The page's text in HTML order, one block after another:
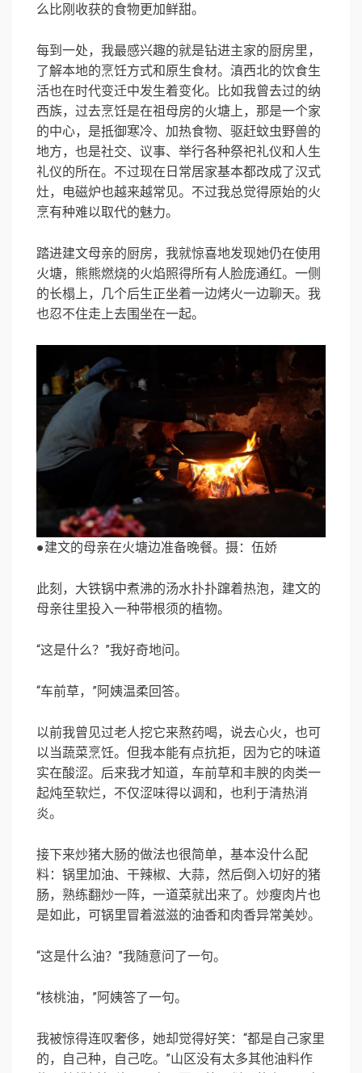
么比刚收获的食物更加鲜甜。
每到一处，我最感兴趣的就是钻进主家的厨房里，
了解本地的烹饪方式和原生食材。滇西北的饮食生
活也在时代变迁中发生着变化。比如我曾去过的纳
西族，过去烹饪是在祖母房的火塘上，那是一个家
的中心，是抵御寒冷、加热食物、驱赶蚊虫野兽的
地方，也是社交、议事、举行各种祭祀礼仪和人生
礼仪的所在。不过现在日常居家基本都改成了汉式
灶，电磁炉也越来越常见。不过我总觉得原始的火
烹有种难以取代的魅力。
踏进建文母亲的厨房，我就惊喜地发现她仍在使用
火塘，熊熊燃烧的火焰照得所有人脸庞通红。一侧
的长榻上，几个后生正坐着一边烤火一边聊天。我
也忍不住走上去围坐在一起。
●建文的母亲在火塘边准备晚餐。摄：伍娇
此刻，大铁锅中煮沸的汤水扑扑蹿着热泡，建文的
母亲往里投入一种带根须的植物。
“这是什么？”我好奇地问。
“车前草，”阿姨温柔回答。
以前我曾见过老人挖它来熬药喝，说去心火，也可
以当蔬菜烹饪。但我本能有点抗拒，因为它的味道
实在酸涩。后来我才知道，车前草和丰腴的肉类一
起炖至软烂，不仅涩味得以调和，也利于清热消
炎。
接下来炒猪大肠的做法也很简单，基本没什么配
料：锅里加油、干辣椒、大蒜，然后倒入切好的猪
肠，熟练翻炒一阵，一道菜就出来了。炒瘦肉片也
是如此，可锅里冒着滋滋的油香和肉香异常美妙。
“这是什么油？”我随意问了一句。
“核桃油，”阿姨答了一句。
我被惊得连叹奢侈，她却觉得好笑：“都是自己家里
的，自己种，自己吃。”山区没有太多其他油料作